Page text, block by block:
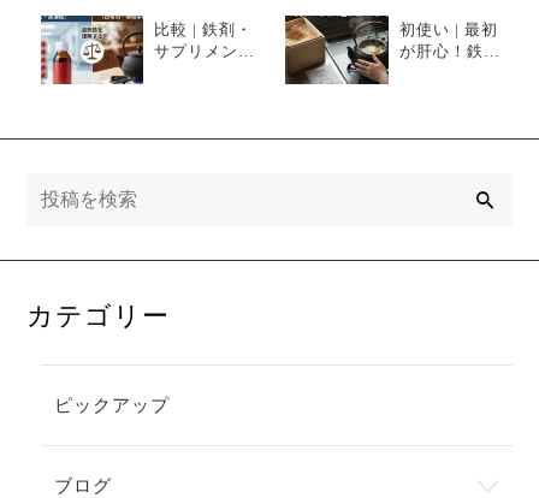
比較 | 鉄剤・
サプリメント
リット・デメ
初使い | 最初
が肝心！鉄瓶
のルーティン
カテゴリー
ピックアップ
ブログ